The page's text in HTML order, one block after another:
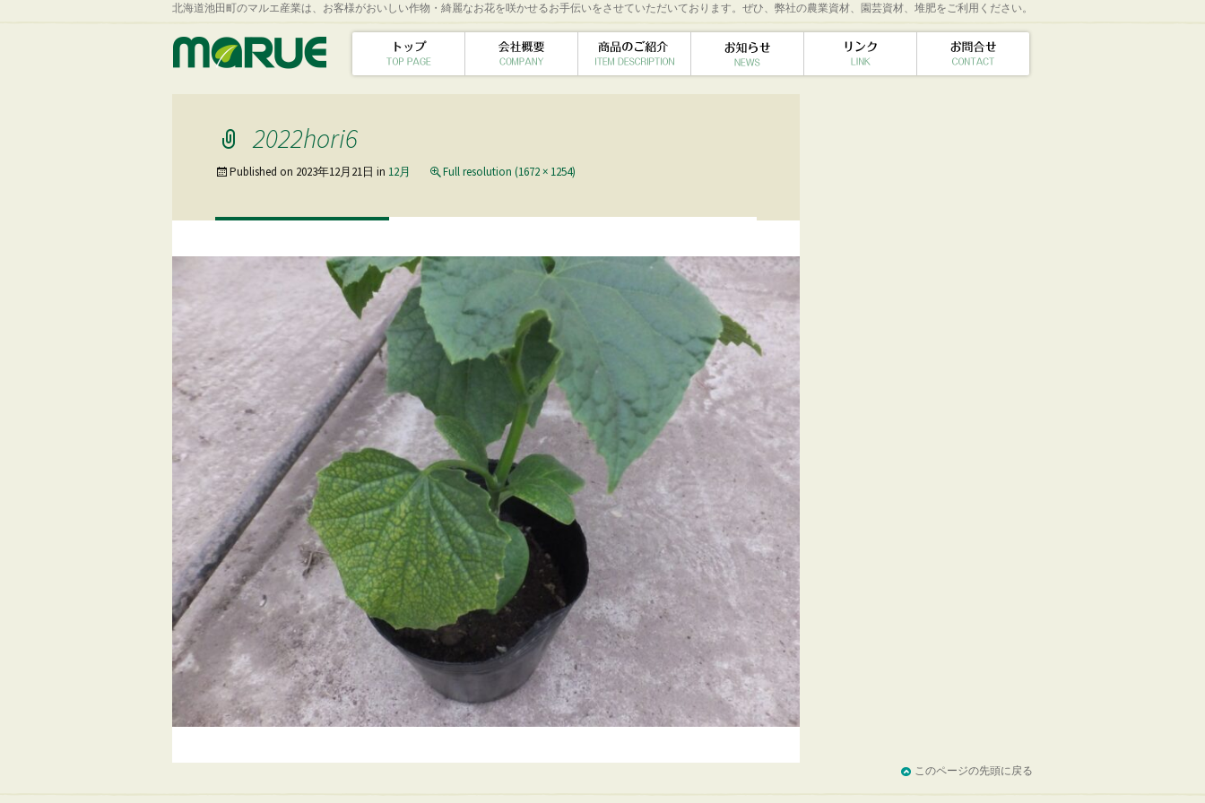
北海道池田町のマルエ産業は、お客様がおいしい作物・綺麗なお花を咲かせるお手伝いをさせていただいております。ぜひ、弊社の農業資材、園芸資材、堆肥をご利用ください。
2022hori6
Published on 2023年12月21日 in 12月 Full resolution (1672 × 1254)
このページの先頭に戻る